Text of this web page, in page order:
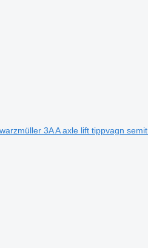
3A A axle lift tippvagn